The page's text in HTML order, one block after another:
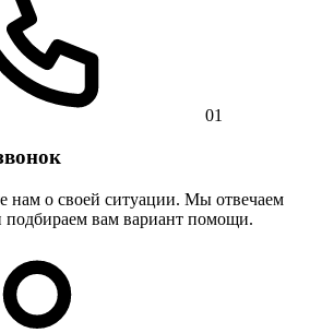
01
нам о своей ситуации. Мы отвечаем
подбираем вам вариант помощи.